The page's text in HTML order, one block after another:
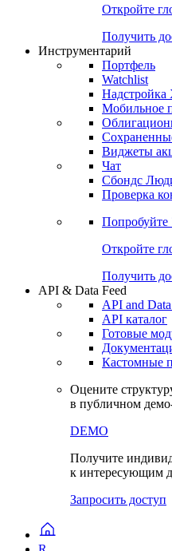
Консенсусы
Попробуйте
Откройте
Получить
Инструментарий
Портфель
Watchlist
Надстройка
Мобильное
Виджеты
Чат
Сбондс
Проверка
Попробуйте
Откройте
Получить
API & Data Feed
API and Data
API каталог
Кастомные
Оцените
в публичном
DEMO
Получите